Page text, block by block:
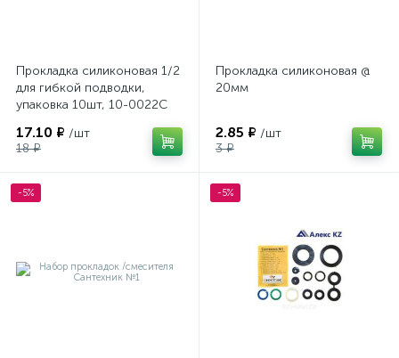
Прокладка силиконовая 1/2
для гибкой подводки,
упаковка 10шт, 10-0022С
17.10 ₽ /шт
18 ₽
Прокладка силиконовая @
20мм
2.85 ₽ /шт
3 ₽
-5% -5%